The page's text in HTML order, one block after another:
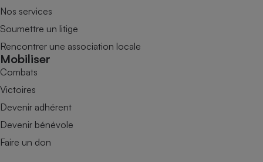
Nos services
Soumettre un litige
Rencontrer une association locale
Mobiliser
Combats
Victoires
Devenir adhérent
Devenir bénévole
Faire un don